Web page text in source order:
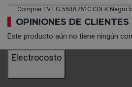
Comprar TV LG 55UA751C COLK Negro
OPINIONES DE CLIENTES
Este producto aún no tiene ningún
Electrocosto